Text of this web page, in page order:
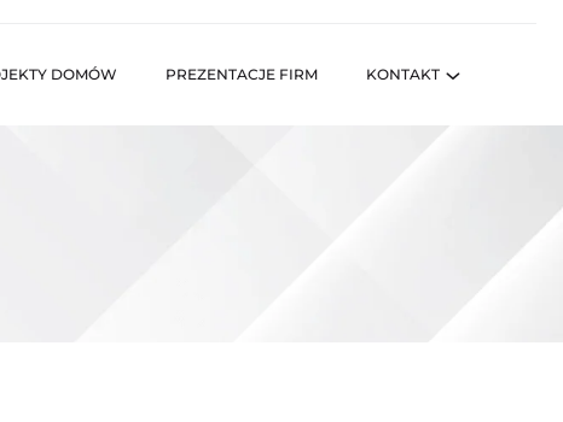
DOMÓW PREZENTACJE FIRM KONTAKT